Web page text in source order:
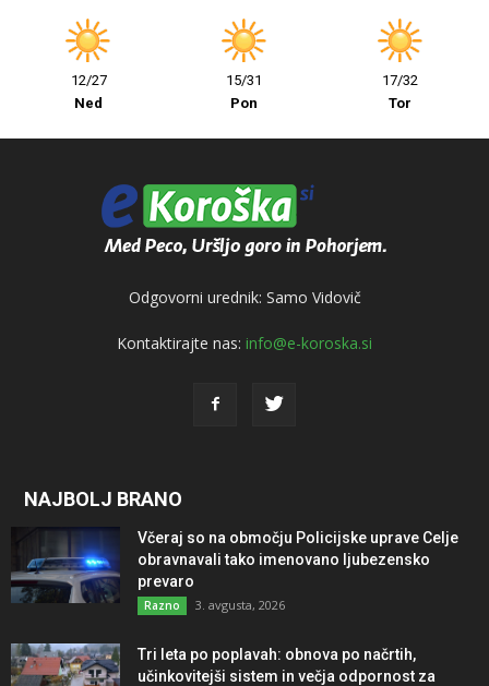
12/27
Ned
15/31
Pon
17/32
Tor
Odgovorni urednik: Samo Vidovič
Kontaktirajte nas: info@e-koroska.si
NAJBOLJ BRANO
Včeraj so na območju Policijske uprave Celje
obravnavali tako imenovano ljubezensko
prevaro
Razno 3. avgusta, 2026
Tri leta po poplavah: obnova po načrtih,
učinkovitejši sistem in večja odpornost za